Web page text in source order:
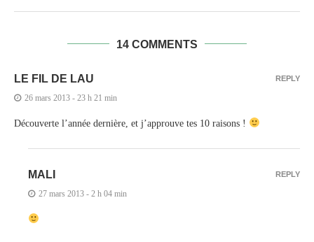
14 COMMENTS
LE FIL DE LAU
26 mars 2013 - 23 h 21 min
Découverte l’année dernière, et j’approuve tes 10 raisons !
REPLY
MALI
27 mars 2013 - 2 h 04 min
REPLY